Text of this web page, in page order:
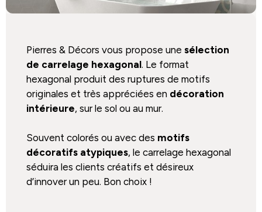
Pierres & Décors vous propose une sélection
de carrelage hexagonal. Le format
hexagonal produit des ruptures de motifs
originales et très appréciées en décoration
intérieure, sur le sol ou au mur.
Souvent colorés ou avec des motifs
décoratifs atypiques, le carrelage hexagonal
séduira les clients créatifs et désireux
d’innover un peu. Bon choix !